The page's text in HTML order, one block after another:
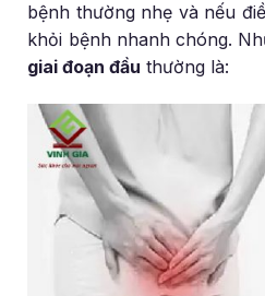
bệnh thường nhẹ và nếu
khỏi bệnh nhanh chóng.
giai đoạn đầu thường là: